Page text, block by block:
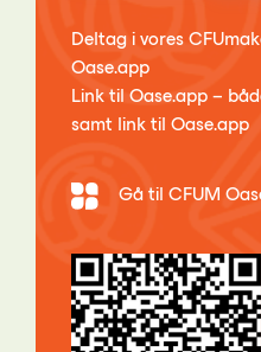
Deltag i vores
Oase.app
Link til Oase.app –
samt link til Oase.app
Gå til CFUM